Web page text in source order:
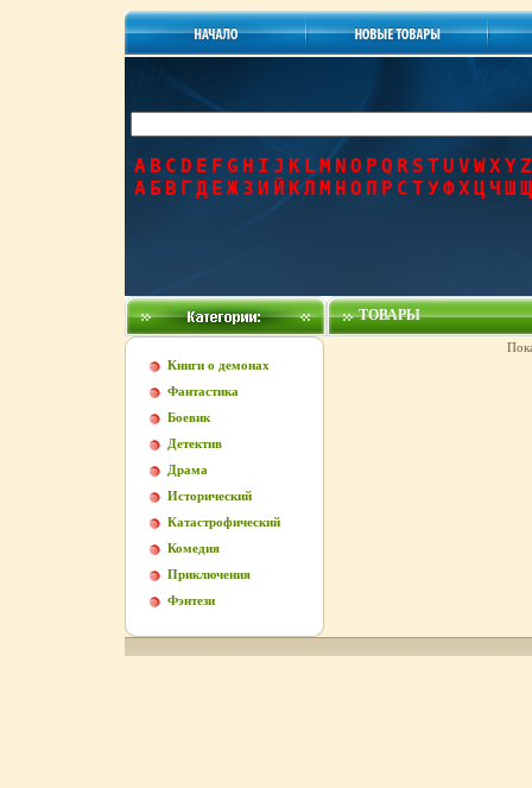
A B C D E F G H I J K L M N O P Q R S T U V WXYZ
А Б В Г Д Е Ж З И Й КЛ М Н О П Р С Т УФХЦЧ Ш Щ
Книги о демонах
Фантастика
Боевик
Детектив
Драма
Исторический
Катастрофический
Комедия
Приключения
Фэнтези
ТОВАРЫ